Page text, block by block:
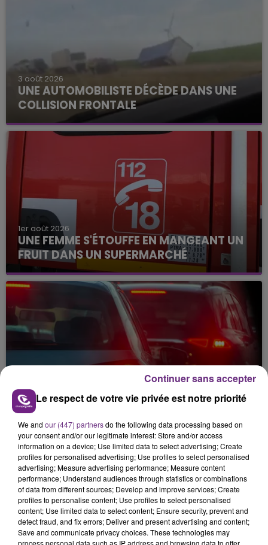
3 août 2026
UNE AUTOMOBILISTE DÉCÈDE DANS UNE
COLLISION FRONTALE
1er août 2026
UNE FEMME S'ÉTOUFFE EN MANGEANT UN
FRUIT DANS UN SUPERMARCHÉ
ATTENTION AU GRAND CHASSÉ-CROISÉ
DE CE WEEK-END SUR LES GRANDS AXES
30 juillet 2026
TROIS HECTARES DE FORÊT RAVAGÉS PAR
Le respect de votre vie privée est notre priorité
We and our (447) partnersdo the following data processing based on
your consent and/or our legitimate interest: Store and/or access
information on a device; Use limited data to select advertising; Create
profiles for personalised advertising; Use profiles to select personalised
advertising; Measure advertising performance; Measure content
performance; Understand audiences through statistics or combinations
of data from different sources; Develop and improve services; Create
profiles to personalise content; Use profiles to select personalised
content; Use limited data to select content; Ensure security, prevent and
detect fraud, and fix errors; Deliver and present advertising and content;
Save and communicate privacy choices. These technologies may
process personal data such as IP address and browsing data to offer
Continuer sans accepter